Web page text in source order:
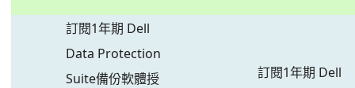
訂閱1年期 Dell
Data Protection
Suite備份軟體授
訂閱1年期 Dell